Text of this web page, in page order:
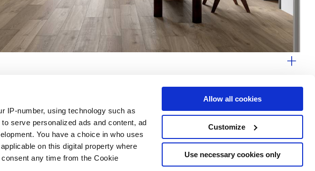
IP-number, using technology such as
serve personalized ads and content, ad
You have a choice in who uses
on this digital property where
any time from the Cookie
Allow all cookies
Customize
Use necessary cookies only
Rechtsraum
Verkaufsbedingungen
Privacy
Download Bereich
Professioneller Bereich
Folgen Sie uns auf